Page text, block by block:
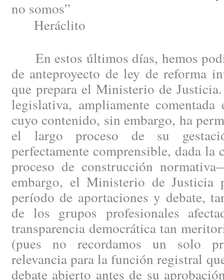
no somos”
Heráclito
En estos últimos días, hemos
de anteproyecto de ley de reforma
que prepara el Ministerio de
legislativa, ampliamente
cuyo contenido, sin embargo, ha
el largo proceso de su
perfectamente comprensible, dada
proceso de construcción
embargo, el Ministerio de Justicia
período de aportaciones y debate,
de los grupos profesionales
transparencia democrática tan
(pues no recordamos un solo
relevancia para la función registral
debate abierto antes de su